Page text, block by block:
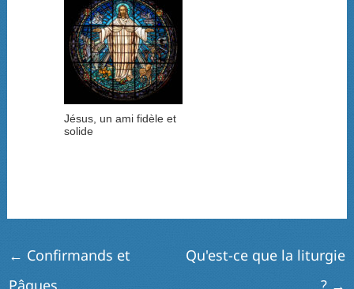
Jésus, un ami fidèle et
solide
← Confirmands et
Pâques
Qu'est-ce que la liturgie
? →